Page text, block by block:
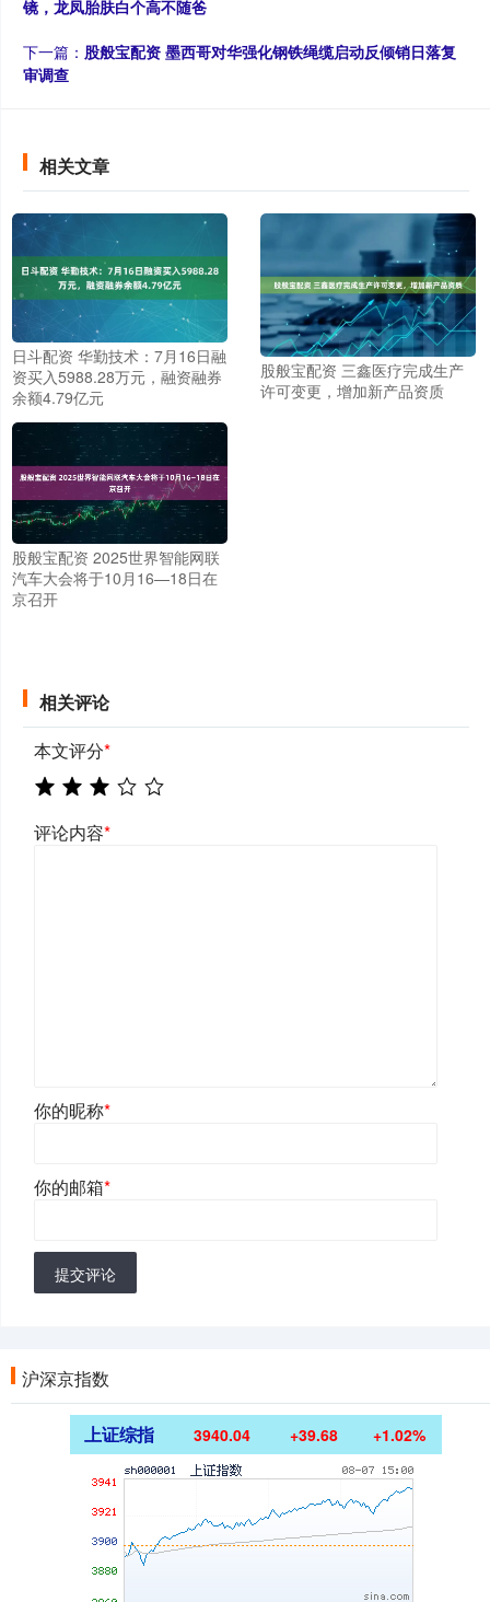
镜，龙凤胎肤白个高不随爸
下一篇： 股般宝配资 墨西哥对华强化钢铁绳缆启动反倾销日落复
审调查
相关文章
日斗配资 华勤技术：7月16日融
资买入5988.28万元，融资融券
余额4.79亿元
股般宝配资 三鑫医疗完成生产
许可变更，增加新产品资质
股般宝配资 2025世界智能网联
汽车大会将于10月16—18日在
京召开
相关评论
本文评分*
评论内容*
你的昵称*
你的邮箱*
提交评论
沪深京指数
上证综指 3940.04 +39.68 +1.02%